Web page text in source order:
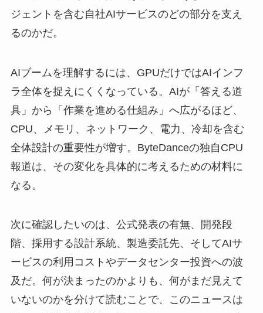
ジェントを含む自社AIサービスのどの部分を支え
るのかだ。
AIブームを理解するには、GPUだけではAIインフ
ラ全体を捉えにくくなっている。AIが「答える道
具」から「作業を進める仕組み」へ広がるほど、
CPU、メモリ、ネットワーク、電力、冷却を含む
全体設計の重要性が増す。ByteDanceの独自CPU
報道は、その変化を具体的に考えるための材料に
なる。
次に確認したいのは、公式発表の有無、開発段
階、採用する設計系統、製造委託先、そしてAIサ
ービスの利用コストやデータセンター投資への波
及だ。何が決まったのかよりも、何がまだ見えて
いないのかを分けて読むことで、このニュースは